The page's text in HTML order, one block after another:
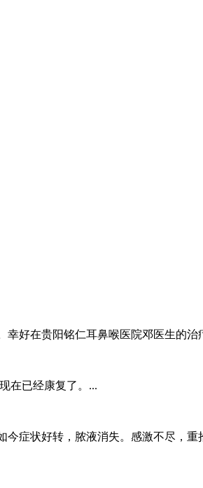
好在贵阳铭仁耳鼻喉医院邓医生的治
在已经康复了。...
症状好转，脓液消失。感激不尽，重